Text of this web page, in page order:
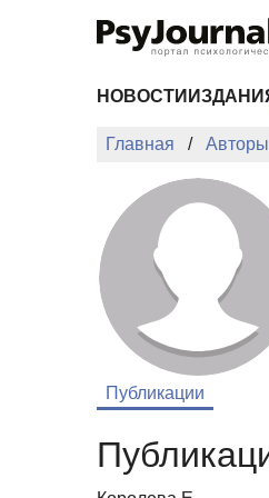
НОВОСТИ
Главная Авторы
Публикации